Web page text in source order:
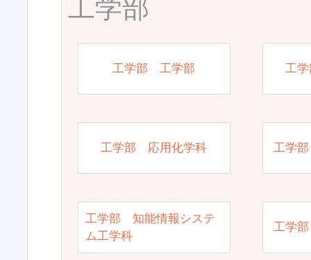
工学部
工学部 工学部 工
工学部 応用化学科 工学
工学部 知能情報システ
ム工学科
工学